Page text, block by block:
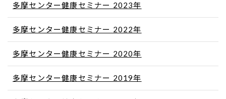
多摩センター健康セミナー 2023年
多摩センター健康セミナー 2022年
多摩センター健康セミナー 2020年
多摩センター健康セミナー 2019年